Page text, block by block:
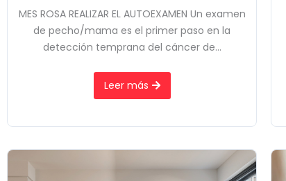
MES ROSA REALIZAR EL AUTOEXAMEN Un examen
de pecho/mama es el primer paso en la
detección temprana del cáncer de...
Leer más